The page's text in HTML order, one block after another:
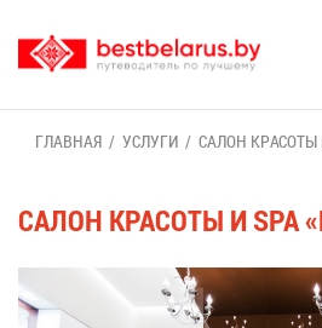
ГЛАВ­НАЯ УСЛУ­ГИ СА­ЛОН КРА­СО­ТЫ
СА­ЛОН КРА­СО­ТЫ И SPA